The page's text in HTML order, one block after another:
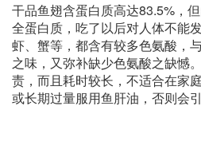
干品鱼翅含蛋白质高达83.5%，
全蛋白质，吃了以后对人体不能
虾、蟹等，都含有较多色氨酸，
之味，又弥补缺少色氨酸之缺憾
责，而且耗时较长，不适合在家
或长期过量服用鱼肝油，否则会引